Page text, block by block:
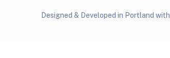
Designed & Developed in Portland with